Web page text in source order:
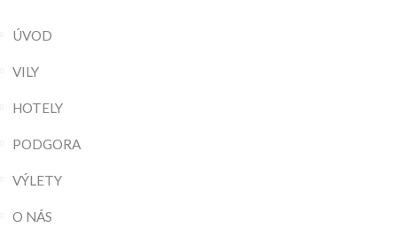
ÚVOD
VILY
HOTELY
PODGORA
VÝLETY
O NÁS